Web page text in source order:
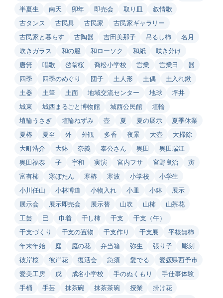
半夏生
南天 卯年 即売会 取り皿
叙情歌
古タンス
古民具 古民家
古民家ギャラリー
古民家と暮らす
古陶器 吉田美那子 吊るし柿
名月
吹きガラス
和の服 和ローソク 和紙
咲き分け
唐箕
唱歌 啓翁桜 喬松小学校 営業 営業日
器
四季
四季のめぐり 団子 土人形 土偶
土入れ鍬
土器
土筆 土面 地域交流センター 地球
坪井
城東
城西まるごと博物館 城西公民館
埴輪
埴輪うさぎ
埴輪ねずみ 壺 夏 夏の展示
夏季休業
夏椿
夏至 外 外観 多香 夜景 大壺
大掃除
大町浩介
大鉢 奈義 奉公さん 奥田
奥田瑞江
奥田福泰
子 宇和 実演 宮内フサ 宮野良治
寅
富有柿
寒ぼたん 寒椿 寒波 小学校
小学生
小川任山
小林博道 小物入れ 小皿 小鉢
展示
展示会
展示即売会 展示替 山吹 山柿
山茶花
工芸
巳 巾着 干し柿 干支
干支（午）
干支づくり
干支の置物 干支作り 干支展
平核無柿
年末年始
庭 庭の花 弁当箱 弥生 張り子
彫刻
彼岸桜
彼岸花 復活会 急須 愛でる
愛媛県西予市
愛美工房
戌 成名小学校 手のぬくもり
手仕事体験
手桶
手芸 抹茶碗 抹茶茶碗 授業
掛け花